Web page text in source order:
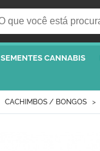
SEMENTES CANNABIS
CACHIMBOS / BONGOS